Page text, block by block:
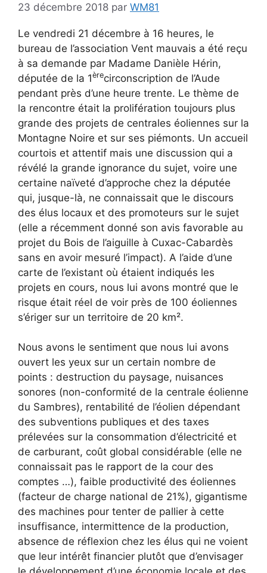
23 décembre 2018 par WM81
Le vendredi 21 décembre à 16 heures, le
bureau de l’association Vent mauvais a été reçu
à sa demande par Madame Danièle Hérin,
députée de la 1èrecirconscription de l’Aude
pendant près d’une heure trente. Le thème de
la rencontre était la prolifération toujours plus
grande des projets de centrales éoliennes sur la
Montagne Noire et sur ses piémonts. Un accueil
courtois et attentif mais une discussion qui a
révélé la grande ignorance du sujet, voire une
certaine naïveté d’approche chez la députée
qui, jusque-là, ne connaissait que le discours
des élus locaux et des promoteurs sur le sujet
(elle a récemment donné son avis favorable au
projet du Bois de l’aiguille à Cuxac-Cabardès
sans en avoir mesuré l’impact). A l’aide d’une
carte de l’existant où étaient indiqués les
projets en cours, nous lui avons montré que le
risque était réel de voir près de 100 éoliennes
s’ériger sur un territoire de 20 km².
Nous avons le sentiment que nous lui avons
ouvert les yeux sur un certain nombre de
points : destruction du paysage, nuisances
sonores (non-conformité de la centrale éolienne
du Sambres), rentabilité de l’éolien dépendant
des subventions publiques et des taxes
prélevées sur la consommation d’électricité et
de carburant, coût global considérable (elle ne
connaissait pas le rapport de la cour des
comptes …), faible productivité des éoliennes
(facteur de charge national de 21%), gigantisme
des machines pour tenter de pallier à cette
insuffisance, intermittence de la production,
absence de réflexion chez les élus qui ne voient
que leur intérêt financier plutôt que d’envisager